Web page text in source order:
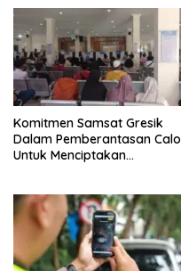
Komitmen Samsat Gresik
Dalam Pemberantasan Calo
Untuk Menciptakan